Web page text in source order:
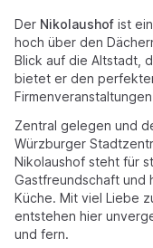
Der Nikolaushof ist
hoch über den
Blick auf die Altstadt,
bietet er den
Zentral gelegen und
Würzburger
Nikolaushof steht für
Gastfreundschaft und
Küche. Mit viel Liebe
entstehen hier
und fern.